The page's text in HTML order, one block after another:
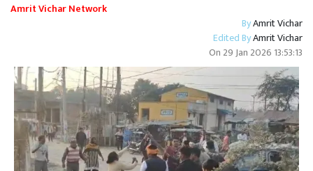
Amrit Vichar Network
ByAmrit Vichar
Edited ByAmrit Vichar
On 29 Jan 2026 13:53:13